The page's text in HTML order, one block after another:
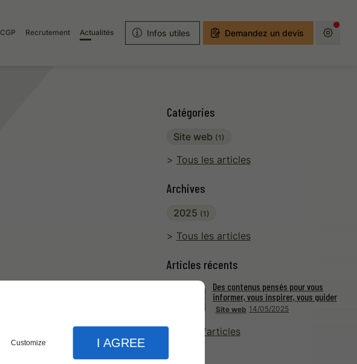
Customize I AGREE
CGP Recrutement Actualités Infos utiles Demandez un devis
Catégories
Site web (1)
Tous les articles
Archives
2025 (1)
Tous les articles
Articles récents
Site web 14/05/2025
Des contenus pensés pour vous
informer, vous inspirer, vous guider
Plus d'articles